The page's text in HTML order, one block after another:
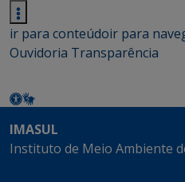
ir para conteúdoir para
Ouvidoria Transparência
IMASUL
Instituto de Meio Ambiente